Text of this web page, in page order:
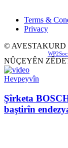
Terms &
Privacy
© AVESTAKURD
NÛÇEYÊN
Hevpeyvîn
Şîrketa
baştirîn